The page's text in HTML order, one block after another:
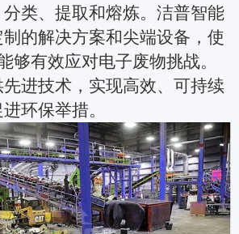
类、提取和熔炼。洁普智能
的解决方案和尖端设备，使
够有效应对电子废物挑战。
进技术，实现高效、可持续
环保举措。